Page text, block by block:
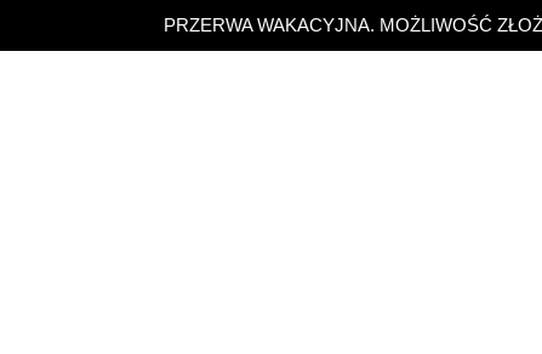
PRZERWA WAKACYJNA. MOŻLIWOŚĆ
zawartości